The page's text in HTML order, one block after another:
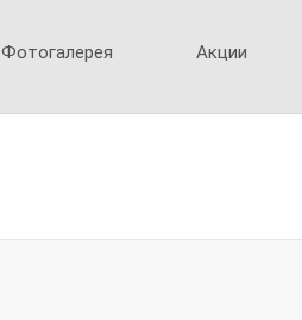
Фотогалерея Акции